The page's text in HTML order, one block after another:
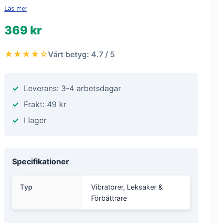
Läs mer
369 kr
★★★★☆Vårt betyg: 4.7 / 5
Leverans: 3-4 arbetsdagar
Frakt: 49 kr
I lager
Specifikationer
Typ
Vibratorer, Leksaker &
Förbättrare